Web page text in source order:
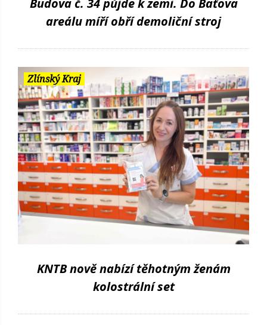
areálu míří obří demoliční stroj
Zlínský Kraj
KNTB nově nabízí těhotným ženám
kolostrální set